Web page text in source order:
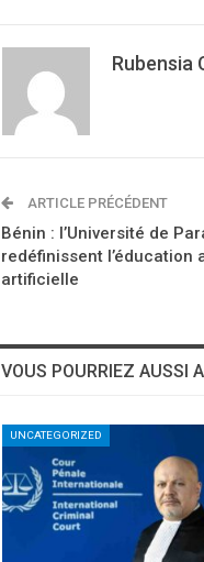
Rubensia
ARTICLE PRÉCÉDENT
Bénin : l’Université de
redéfinissent l’éducation
artificielle
VOUS POURRIEZ AUSSI
UNCATEGORIZED